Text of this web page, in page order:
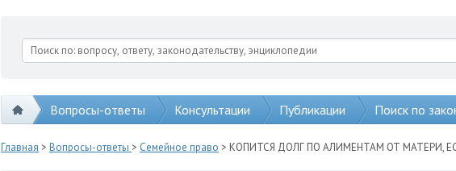
Вопросы-ответы Консультации Публикации Поиск по
Главная > Вопросы-ответы > Семейное право > КОПИТСЯ ДОЛГ ПО АЛИМЕНТАМ ОТ МАТЕРИ,